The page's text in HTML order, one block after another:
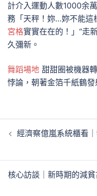
計介入運動人數1000余
務「天秤！妳…妳不能這
宮格實實在在的！」“走
久彌新。
舞蹈場地 甜甜圈被機器
悖論，朝著金箔千紙鶴發
章
覽
經濟察億嵐系統櫃看
核心訪談｜新時期的減